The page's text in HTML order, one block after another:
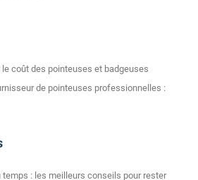
coût des pointeuses et badgeuses
de pointeuses professionnelles :
temps : les meilleurs conseils pour rester